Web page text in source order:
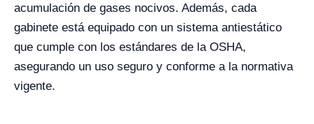
acumulación de gases nocivos. Además, cada
gabinete está equipado con un sistema antiestático
que cumple con los estándares de la OSHA,
asegurando un uso seguro y conforme a la normativa
vigente.